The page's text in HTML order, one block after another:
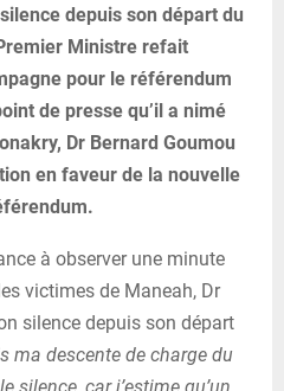
depuis son départ du
Ministre refait
pour le référendum
de presse qu’il a nimé
Dr Bernard Goumou
en faveur de la nouvelle
à observer une minute
victimes de Maneah, Dr
silence depuis son départ
ma descente de charge du